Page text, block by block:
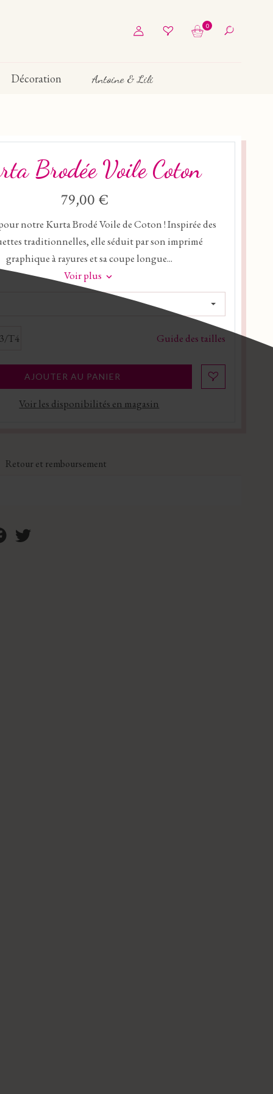
0
Décoration Antoine & Lili
Brodée Voile Coton
79,00 €
notre Kurta Brodé Voile de Coton ! Inspirée des
traditionnelles, elle séduit par son imprimé
graphique à rayures et sa coupe longue...
Voir plus
T4 Guide des tailles
AJOUTER AU PANIER
Voir les disponibilités en magasin
Retour et remboursement